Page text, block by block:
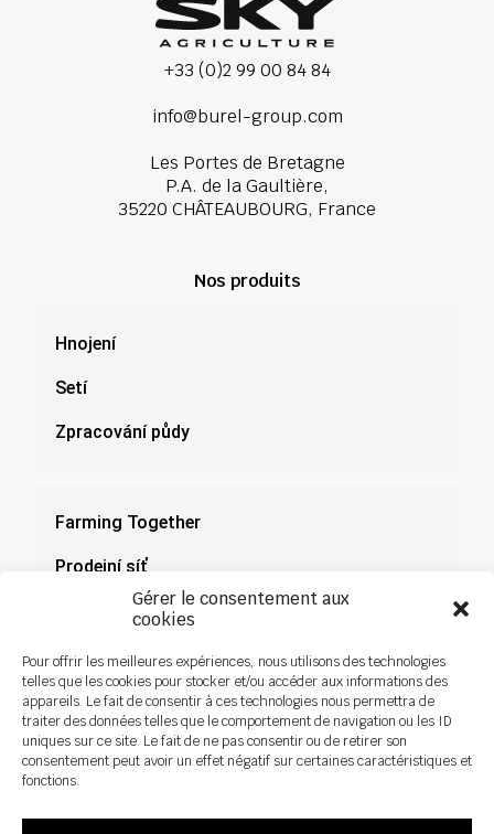
Gérer le consentement aux
cookies
Pour offrir les meilleures expériences, nous utilisons des technologies
telles que les cookies pour stocker et/ou accéder aux informations des
appareils. Le fait de consentir à ces technologies nous permettra de
traiter des données telles que le comportement de navigation ou les ID
uniques sur ce site. Le fait de ne pas consentir ou de retirer son
consentement peut avoir un effet négatif sur certaines caractéristiques et
fonctions.
+33 (0)2 99 00 84 84
info@burel-group.com
Les Portes de Bretagne
P.A. de la Gaultière,
35220 CHÂTEAUBOURG, France
Nos produits
Hnojení
Setí
Zpracování půdy
Farming Together
Prodejní síť
Dokumenty
Novinky